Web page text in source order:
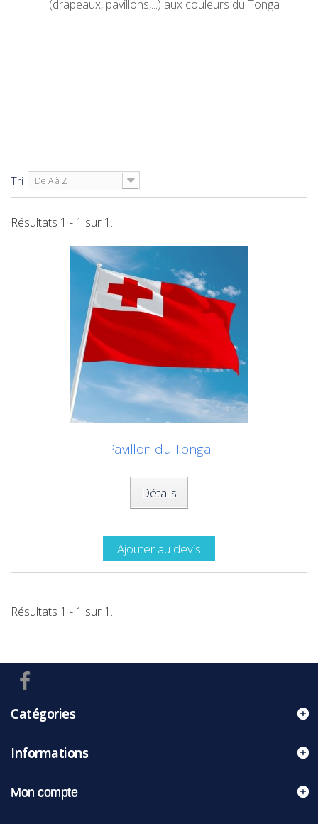
(drapeaux, pavillons,...) aux couleurs du Tonga
Tri De A à Z
Résultats 1 - 1 sur 1.
Pavillon du Tonga
Détails
Ajouter au devis
Résultats 1 - 1 sur 1.
Catégories
Informations
Mon compte